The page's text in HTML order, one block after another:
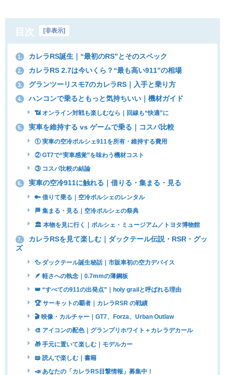
目次 [非表示]
1. カレラRS誕生｜“最初のRS”とそのスペック
2. カレラRS 2.7は今いくら？“最も高い911”の相場
3. グランツーリスモ7のカレラRS｜入手と乗り方
4. ハンコンで乗るともっと気持ちいい｜機材ガイド
📶 オンライン対戦も楽しむなら｜回線も“快適”に
5. 実車を維持する vs ゲームで乗る｜コスパ比較
① 実車の空冷ポルシェ911を所有・維持する費用
② GT7で“実車感覚”を味わう機材コスト
③ コスパ比較の結論
6. 実車の空冷911に触れる｜借りる・集まる・見る
🔑 借りて乗る｜空冷ポルシェのレンタル
🏁 集まる・見る｜空冷ポルシェの祭典
🏛 本物を見に行く｜ポルシェ・ミュージアム／トヨタ博物館
7.
カレラRSを見て楽しむ｜ダックテール伝説・RSR・グッ
ズ
🦆 ダックテール誕生秘話｜市販車初の空力デバイス
🪶 軽さへの執念｜0.7mmの薄鋼板
👑 “すべての911の出発点”｜holy grailと呼ばれる理由
🏆 サーキットの覇者｜カレラRSR の戦績
🎬 映像・カルチャー｜GT7、Forza、Urban Outlaw
🎨 アイコンの配色｜グランプリホワイト＋カレラデカール
🎁 手元に置いて楽しむ｜モデルカー
📖 読んで楽しむ｜書籍
📣 あなたの「カレラRS目撃情報」募集中！